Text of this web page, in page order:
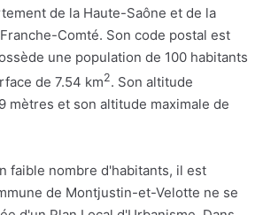
de la Haute-Saône et de la
Comté. Son code postal est
une population de 100 habitants
de 7.54 km2. Son altitude
mètres et son altitude maximale de
faible nombre d'habitants, il est
de Montjustin-et-Velotte ne se